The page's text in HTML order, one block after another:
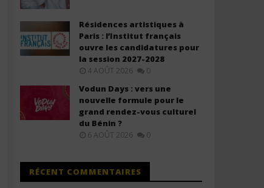
Stone
2025
Stone
Résidences artistiques à
Paris : l’Institut français
ouvre les candidatures pour
la session 2027-2028
4 AOÛT 2026 0
Vodun Days : vers une
nouvelle formule pour le
grand rendez-vous culturel
du Bénin ?
6 AOÛT 2026 0
RÉCENT COMMENTAIRES